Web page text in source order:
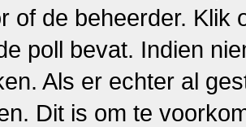
of de beheerder.
poll bevat. Indien
Als er echter al
Dit is om te